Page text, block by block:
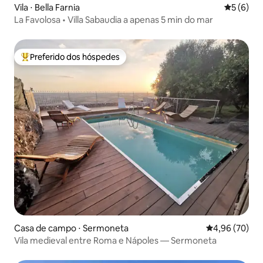
Vila ⋅ Bella Farnia 5 de
5 (6)
La Favolosa • Villa Sabaudia a apenas 5 min do mar
Entre os melhores preferidos dos hóspedes
Preferido dos hóspedes
Casa de campo ⋅ Sermoneta 4,96 de uma
4,96 (70)
Vila medieval entre Roma e Nápoles — Sermoneta